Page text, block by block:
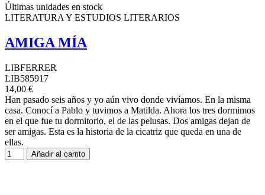
Últimas unidades en stock
LITERATURA Y ESTUDIOS LITERARIOS
AMIGA MÍA
LIBFERRER
LIB585917
14,00 €
Han pasado seis años y yo aún vivo donde vivíamos. En la misma
casa. Conocí a Pablo y tuvimos a Matilda. Ahora los tres dormimos
en el que fue tu dormitorio, el de las pelusas. Dos amigas dejan de
ser amigas. Esta es la historia de la cicatriz que queda en una de
ellas.
Añadir al carrito